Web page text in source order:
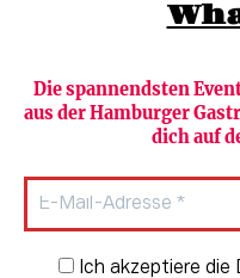
Die spannendsten
aus der Hamburger
dich auf
Newsletter-Anmeldung
Ich akzeptiere die
Newsletter abonnieren
HAMBURG PUR